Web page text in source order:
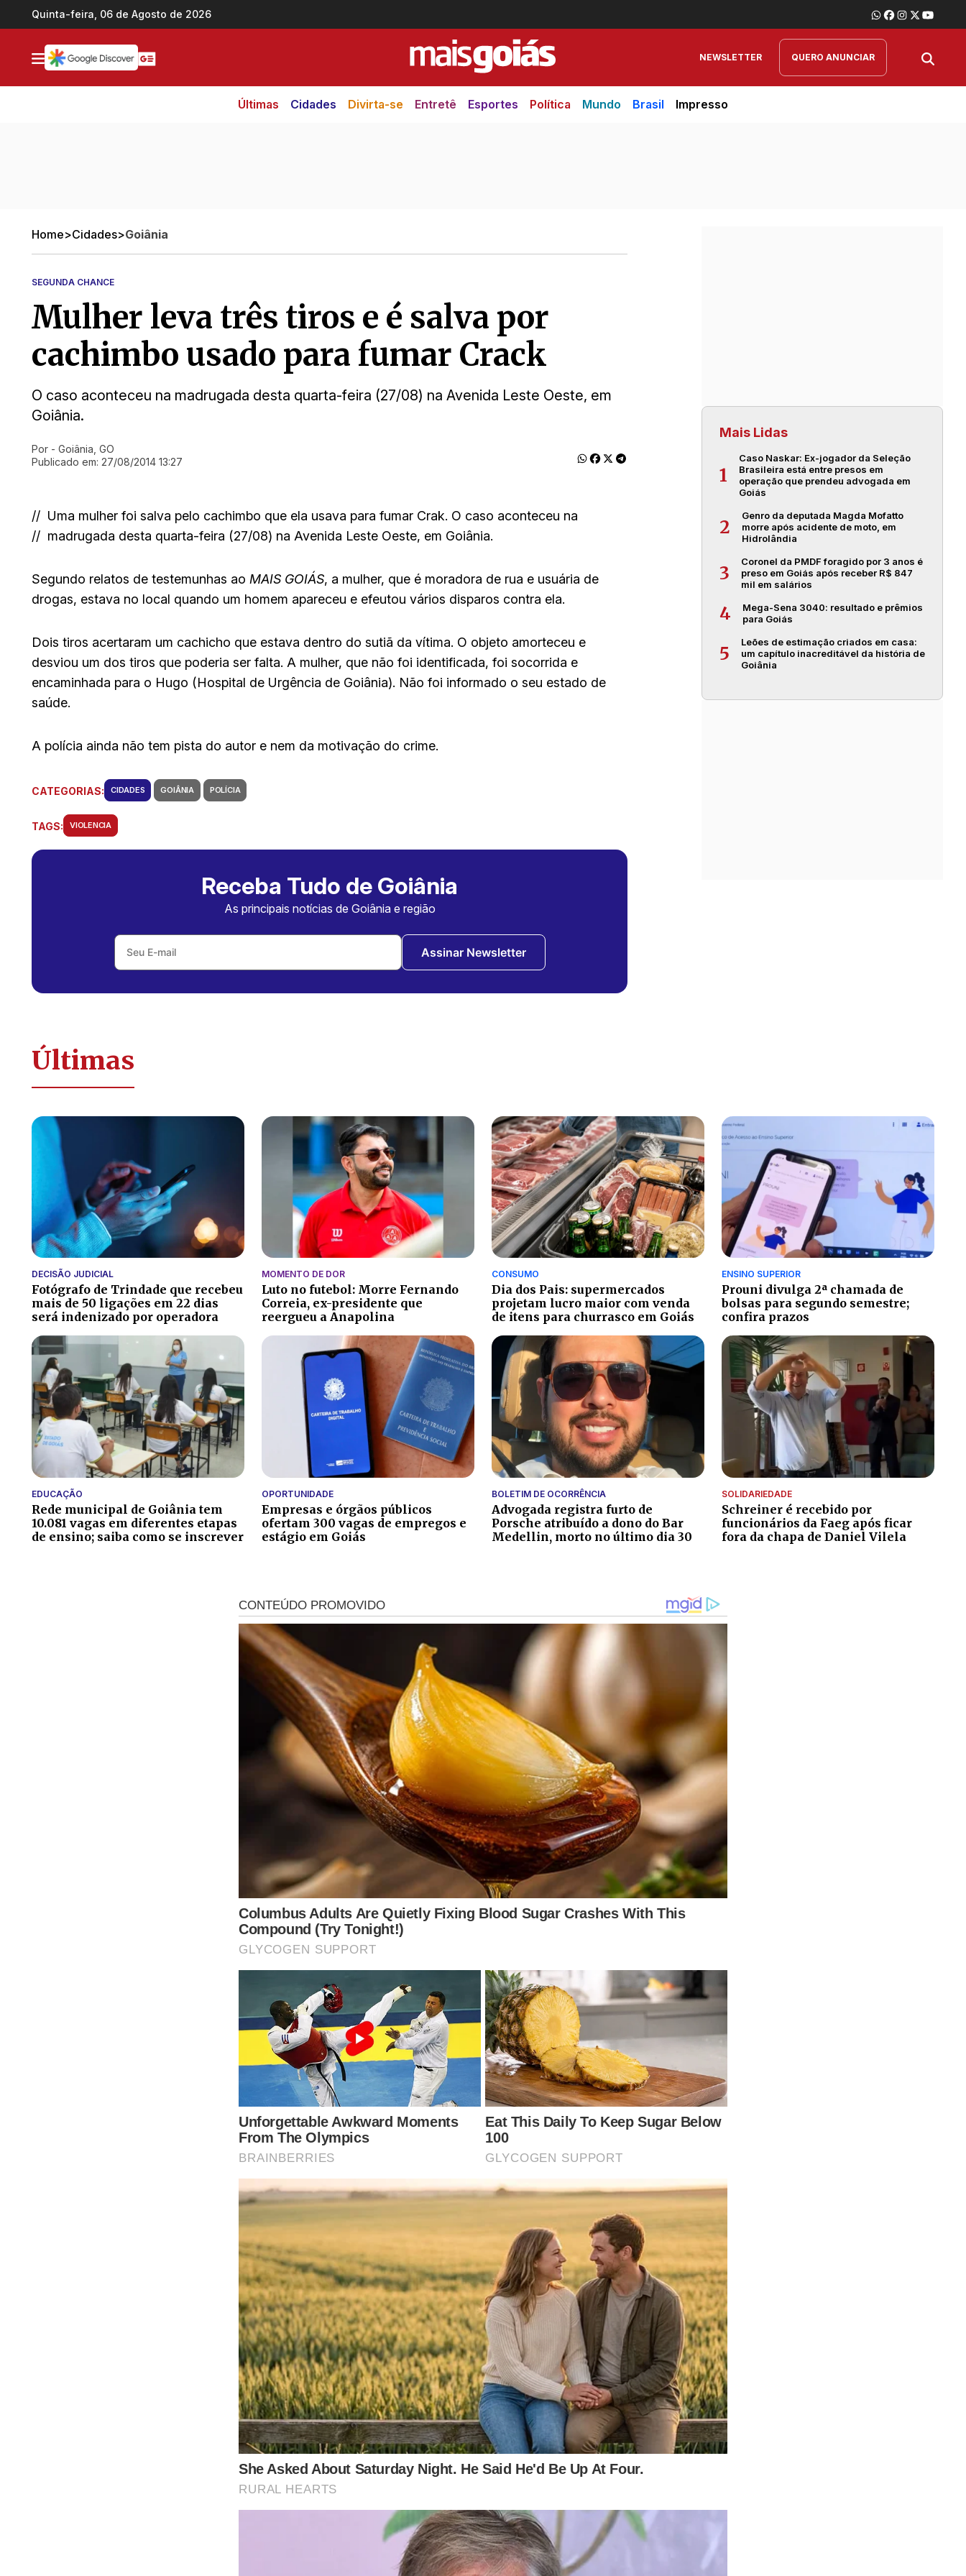
Ir direto pro conteúdo
Quinta-feira, 06 de Agosto de 2026
NEWSLETTER QUERO ANUNCIAR
Últimas Cidades Divirta-se Entretê Esportes Política Mundo Brasil Impresso
Home>Cidades>Goiânia
SEGUNDA CHANCE
Mulher leva três tiros e é salva por
cachimbo usado para fumar Crack
O caso aconteceu na madrugada desta quarta-feira (27/08) na Avenida Leste Oeste, em
Goiânia.
Ir direto pra matéria
Por - Goiânia, GO
Publicado em: 27/08/2014 13:27
//
//
Uma mulher foi salva pelo cachimbo que ela usava para fumar Crak. O caso aconteceu na
madrugada desta quarta-feira (27/08) na Avenida Leste Oeste, em Goiânia.
Segundo relatos de testemunhas ao MAIS GOIÁS, a mulher, que é moradora de rua e usuária de
drogas, estava no local quando um homem apareceu e efeutou vários disparos contra ela.
Dois tiros acertaram um cachicho que estava dentro do sutiã da vítima. O objeto amorteceu e
desviou um dos tiros que poderia ser falta. A mulher, que não foi identificada, foi socorrida e
encaminhada para o Hugo (Hospital de Urgência de Goiânia). Não foi informado o seu estado de
saúde.
A polícia ainda não tem pista do autor e nem da motivação do crime.
CATEGORIAS: CIDADES GOIÂNIA POLÍCIA
TAGS: VIOLENCIA
Receba Tudo de Goiânia
As principais notícias de Goiânia e região
Assinar Newsletter
Mais Lidas
1
Caso Naskar: Ex-jogador da Seleção
Brasileira está entre presos em
operação que prendeu advogada em
Goiás
2
Genro da deputada Magda Mofatto
morre após acidente de moto, em
Hidrolândia
3
Coronel da PMDF foragido por 3 anos é
preso em Goiás após receber R$ 847
mil em salários
4
Mega-Sena 3040: resultado e prêmios
para Goiás
5
Leões de estimação criados em casa:
um capítulo inacreditável da história de
Goiânia
Últimas
DECISÃO JUDICIAL
Fotógrafo de Trindade que recebeu
mais de 50 ligações em 22 dias
será indenizado por operadora
MOMENTO DE DOR
Luto no futebol: Morre Fernando
Correia, ex-presidente que
reergueu a Anapolina
CONSUMO
Dia dos Pais: supermercados
projetam lucro maior com venda
de itens para churrasco em Goiás
ENSINO SUPERIOR
Prouni divulga 2ª chamada de
bolsas para segundo semestre;
confira prazos
EDUCAÇÃO
Rede municipal de Goiânia tem
10.081 vagas em diferentes etapas
de ensino; saiba como se inscrever
OPORTUNIDADE
Empresas e órgãos públicos
ofertam 300 vagas de empregos e
estágio em Goiás
BOLETIM DE OCORRÊNCIA
Advogada registra furto de
Porsche atribuído a dono do Bar
Medellin, morto no último dia 30
SOLIDARIEDADE
Schreiner é recebido por
funcionários da Faeg após ficar
fora da chapa de Daniel Vilela